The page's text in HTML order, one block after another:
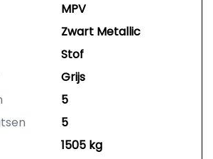
MPV
Zwart Metallic
Stof
Grijs
5
5
1505 kg